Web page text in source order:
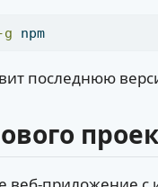
g npm
последнюю